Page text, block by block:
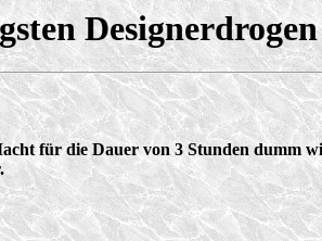
für die Dauer von 3 Stunden dumm